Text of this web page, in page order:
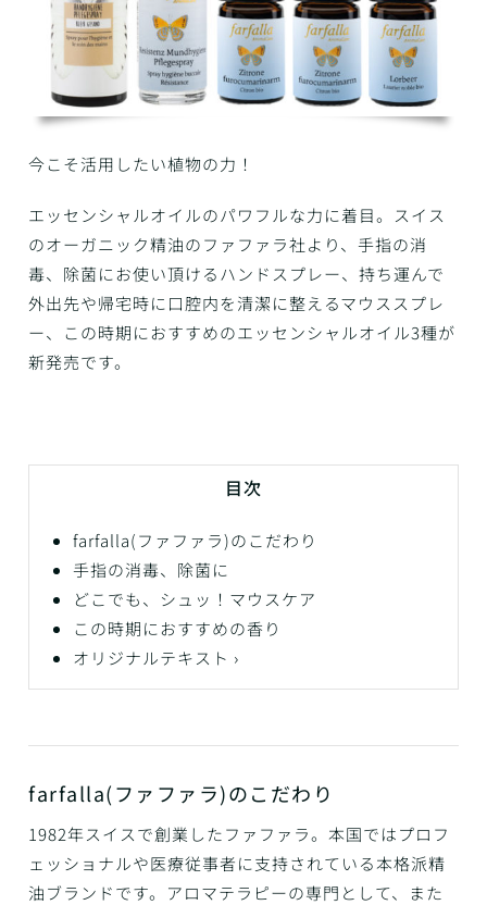
今こそ活用したい植物の力！
エッセンシャルオイルのパワフルな力に着目。スイス
のオーガニック精油のファファラ社より、手指の消
毒、除菌にお使い頂けるハンドスプレー、持ち運んで
外出先や帰宅時に口腔内を清潔に整えるマウススプレ
ー、この時期におすすめのエッセンシャルオイル3種が
新発売です。
目次
farfalla(ファファラ)のこだわり
手指の消毒、除菌に
どこでも、シュッ！マウスケア
この時期におすすめの香り
オリジナルテキスト ›
farfalla(ファファラ)のこだわり
1982年スイスで創業したファファラ。本国ではプロフ
ェッショナルや医療従事者に支持されている本格派精
油ブランドです。アロマテラピーの専門として、また